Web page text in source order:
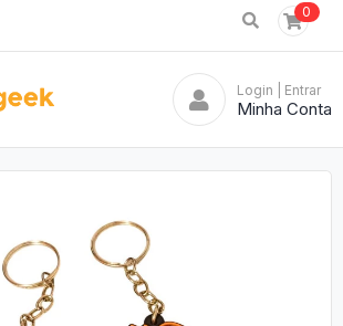
0
Login | Entrar
Minha Conta